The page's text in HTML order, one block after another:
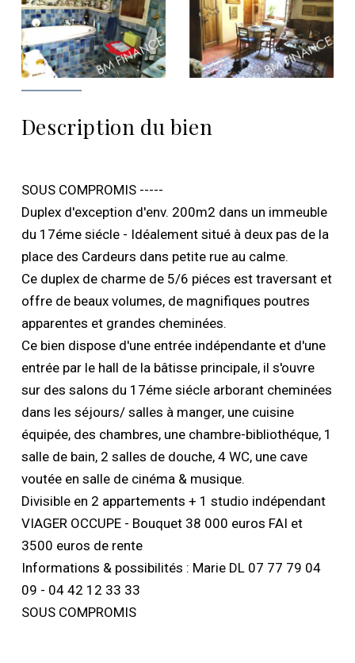
Description du bien
SOUS COMPROMIS -----
Duplex d'exception d'env. 200m2 dans un immeuble
du 17éme siécle - Idéalement situé à deux pas de la
place des Cardeurs dans petite rue au calme.
Ce duplex de charme de 5/6 piéces est traversant et
offre de beaux volumes, de magnifiques poutres
apparentes et grandes cheminées.
Ce bien dispose d'une entrée indépendante et d'une
entrée par le hall de la bâtisse principale, il s'ouvre
sur des salons du 17éme siécle arborant cheminées
dans les séjours/ salles à manger, une cuisine
équipée, des chambres, une chambre-bibliothéque, 1
salle de bain, 2 salles de douche, 4 WC, une cave
voutée en salle de cinéma & musique.
Divisible en 2 appartements + 1 studio indépendant
VIAGER OCCUPE - Bouquet 38 000 euros FAI et
3500 euros de rente
Informations & possibilités : Marie DL 07 77 79 04
09 - 04 42 12 33 33
SOUS COMPROMIS